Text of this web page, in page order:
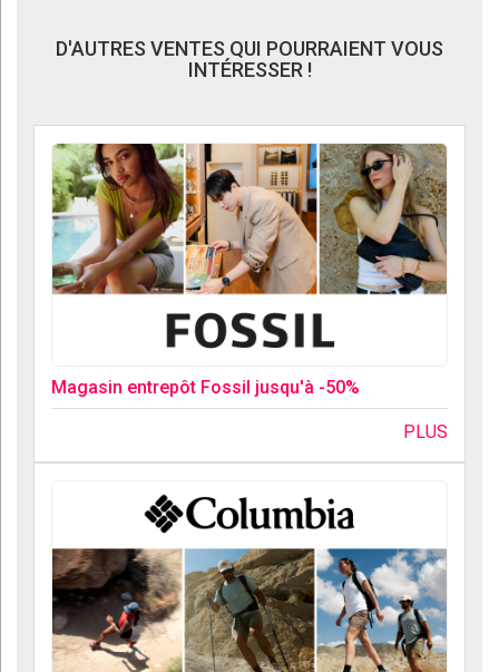
D'AUTRES VENTES QUI POURRAIENT VOUS
INTÉRESSER !
Magasin entrepôt Fossil jusqu'à -50%
PLUS